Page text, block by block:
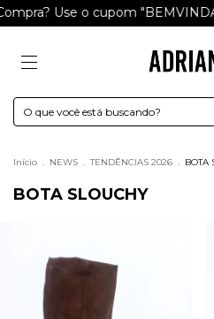
Use o cupom "BEMVINDA" e
Início . NEWS . TENDÊNCIAS 2026 . BOTA
BOTA SLOUCHY